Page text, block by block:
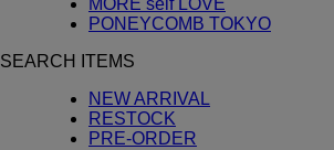
MORE self LOVE
PONEYCOMB TOKYO
SEARCH ITEMS
NEW ARRIVAL
RESTOCK
PRE-ORDER